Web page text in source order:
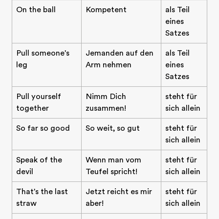
On the ball Kompetent
als Teil
eines
Satzes
Pull someone's
leg
Jemanden auf den
Arm nehmen
als Teil
eines
Satzes
Pull yourself
together
Nimm Dich
zusammen!
steht für
sich allein
So far so good So weit, so gut
steht für
sich allein
Speak of the
devil
Wenn man vom
Teufel spricht!
steht für
sich allein
That's the last
straw
Jetzt reicht es mir
aber!
steht für
sich allein